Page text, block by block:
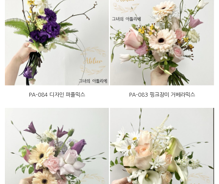
PA-084 디자인 퍼플믹스
PA-084 디자인 퍼플믹스
PA-083 핑크장미 거베라믹
스
PA-083 핑크장미 거베라믹스
PA-082 프리미엄시즌파스
텔믹스
PA-081 프리미엄 카라 하
젤믹스